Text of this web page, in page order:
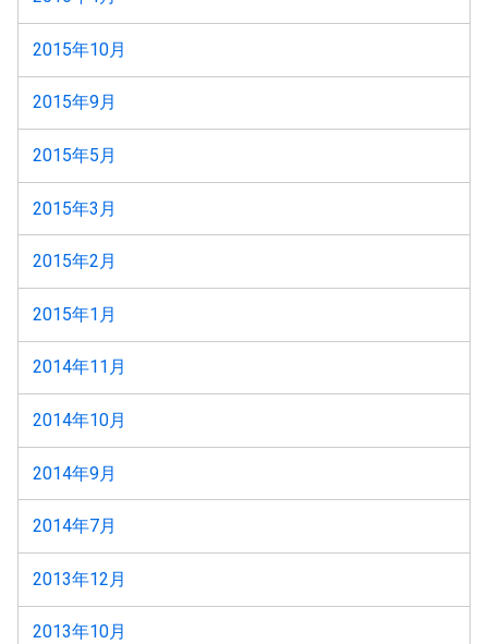
2015年10月
2015年9月
2015年5月
2015年3月
2015年2月
2015年1月
2014年11月
2014年10月
2014年9月
2014年7月
2013年12月
2013年10月